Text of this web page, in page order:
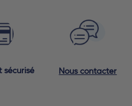
Nous contacter
sécurisé